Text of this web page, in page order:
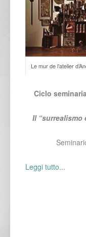
Le mur de l’atelier
Ciclo
Il “surrealismo
Leggi tutto...